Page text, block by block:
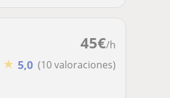
45€/h
★ 5,0 (10 valoraciones)